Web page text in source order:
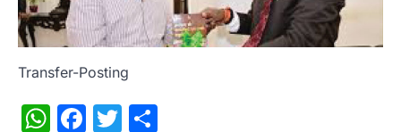
Transfer-Posting
WhatsApp
Facebook
Twitter